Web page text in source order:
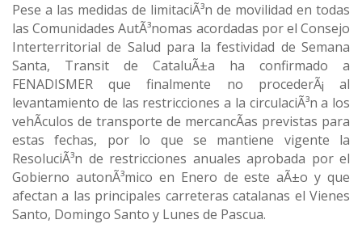
Pese a las medidas de limitaciÃ³n de movilidad en todas
las Comunidades AutÃ³nomas acordadas por el Consejo
Interterritorial de Salud para la festividad de Semana
Santa, Transit de CataluÃ±a ha confirmado a
FENADISMER que finalmente no procederÃ¡ al
levantamiento de las restricciones a la circulaciÃ³n a los
vehÃ­culos de transporte de mercancÃ­as previstas para
estas fechas, por lo que se mantiene vigente la
ResoluciÃ³n de restricciones anuales aprobada por el
Gobierno autonÃ³mico en Enero de este aÃ±o y que
afectan a las principales carreteras catalanas el Vienes
Santo, Domingo Santo y Lunes de Pascua.